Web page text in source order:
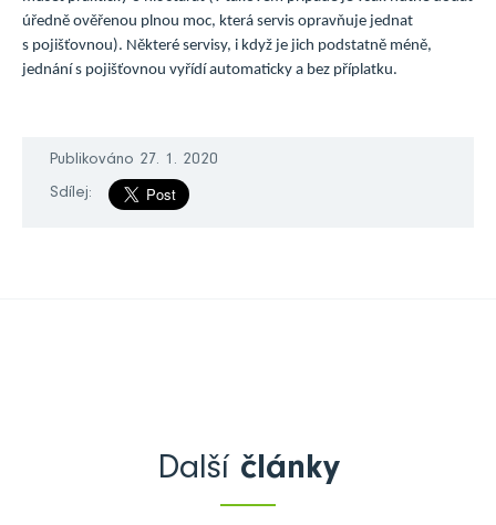
úředně ověřenou plnou moc, která servis opravňuje jednat
s pojišťovnou). Některé servisy, i když je jich podstatně méně,
jednání s pojišťovnou vyřídí automaticky a bez příplatku.
Publikováno 27. 1. 2020
Sdílej:
Další články